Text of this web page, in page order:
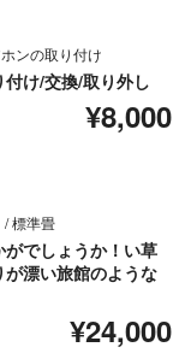
ンの取り付け
け/交換/取り外し
¥8,000
/ 標準畳
でしょうか！い草
漂い旅館のような
¥24,000